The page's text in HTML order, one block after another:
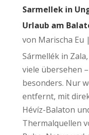
Sarmellek in
Urlaub am
von Marischa Eu |
Sármellék in
viele übersehen
besonders. Nur
entfernt, mit
Hévíz-Balaton
Thermalquellen